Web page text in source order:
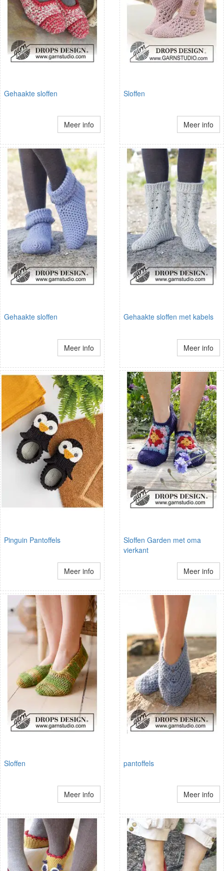
Gehaakte sloffen
Meer info
Sloffen
Meer info
Gehaakte sloffen
Meer info
Gehaakte sloffen met kabels
Meer info
Pinguin Pantoffels
Meer info
Sloffen Garden met oma
vierkant
Meer info
Sloffen
Meer info
pantoffels
Meer info